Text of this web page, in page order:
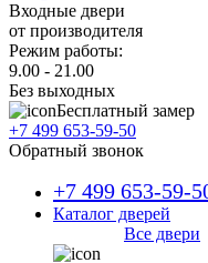
Входные двери
от производителя
Режим работы:
9.00 - 21.00
Без выходных
Бесплатный замер
+7 499 653-59-50
Обратный звонок
+7 499 653-59-
Каталог дверей
Все двери